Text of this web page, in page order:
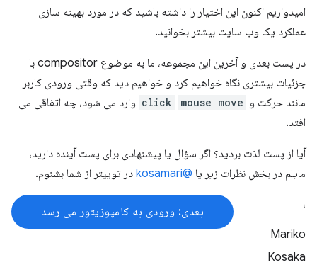
امیدواریم اکنون این اختیار را داشته باشید که در مورد بهینه سازی
عملکرد یک وب سایت بیشتر بخوانید.
در پست بعدی و آخرین این مجموعه، ما به موضوع compositor با
جزئیات بیشتری نگاه خواهیم کرد و خواهیم دید که وقتی ورودی کاربر
مانند حرکت و
click mouse move
وارد می شود، چه اتفاقی می
افتد.
آیا از پست لذت بردید؟ اگر سؤال یا پیشنهادی برای پست آینده دارید،
مایلم در بخش نظرات زیر یا @kosamari در توییتر از شما بشنوم.
بعدی: ورودی به کامپوزیتور می رسد
،
Mariko
Kosaka